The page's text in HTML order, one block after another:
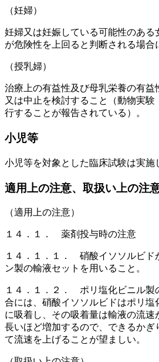
（妊婦）
妊婦又は妊娠している可能性のある
が危険性を上回ると判断される場合
（授乳婦）
治療上の有益性及び母乳栄養の有益
又は中止を検討すること（動物実験
行することが報告されている）。
小児等
小児等を対象とした臨床試験は実施
適用上の注意、取扱い上の注
（適用上の注意）
１４．１． 薬剤投与時の注意
１４．１．１． 硝酸イソソルビド
ン製の輸液セットを用いること。
１４．１．２． ポリ塩化ビニル製
合には、硝酸イソソルビドはポリ塩
に吸着し、その吸着量は輸液の流
長いほど増加するので、できるかぎ
て流速を上げることが望ましい。